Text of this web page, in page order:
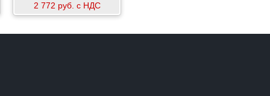
2 772 руб. с НДС